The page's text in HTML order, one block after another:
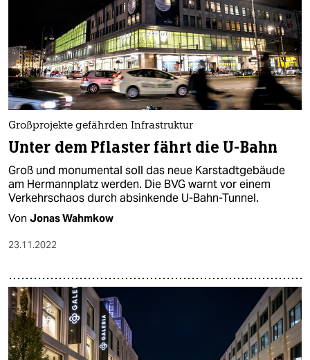
Großprojekte gefährden Infrastruktur
Unter dem Pflaster fährt die U-Bahn
Groß und monumental soll das neue Karstadtgebäude
am Hermannplatz werden. Die BVG warnt vor einem
Verkehrschaos durch absinkende U-Bahn-Tunnel.
Von Jonas Wahmkow
23.11.2022